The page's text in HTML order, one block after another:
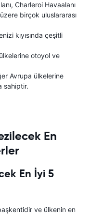
Charleroi Havaalanı
birçok uluslararası
kıyısında çeşitli
otoyol ve
Avrupa ülkelerine
sahiptir.
En
En İyi 5
ve ülkenin en